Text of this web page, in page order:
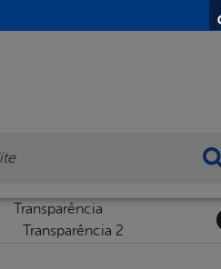
Transparência
Transparência 2